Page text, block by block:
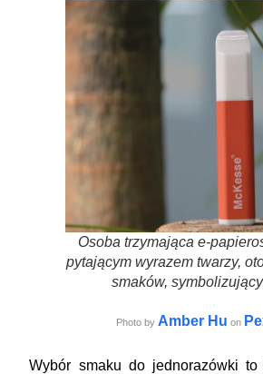
Osoba trzymająca e-
pytającym wyrazem twarzy,
smaków,
Photo by Amber Hu on
Wybór smaku do jednorazówki to